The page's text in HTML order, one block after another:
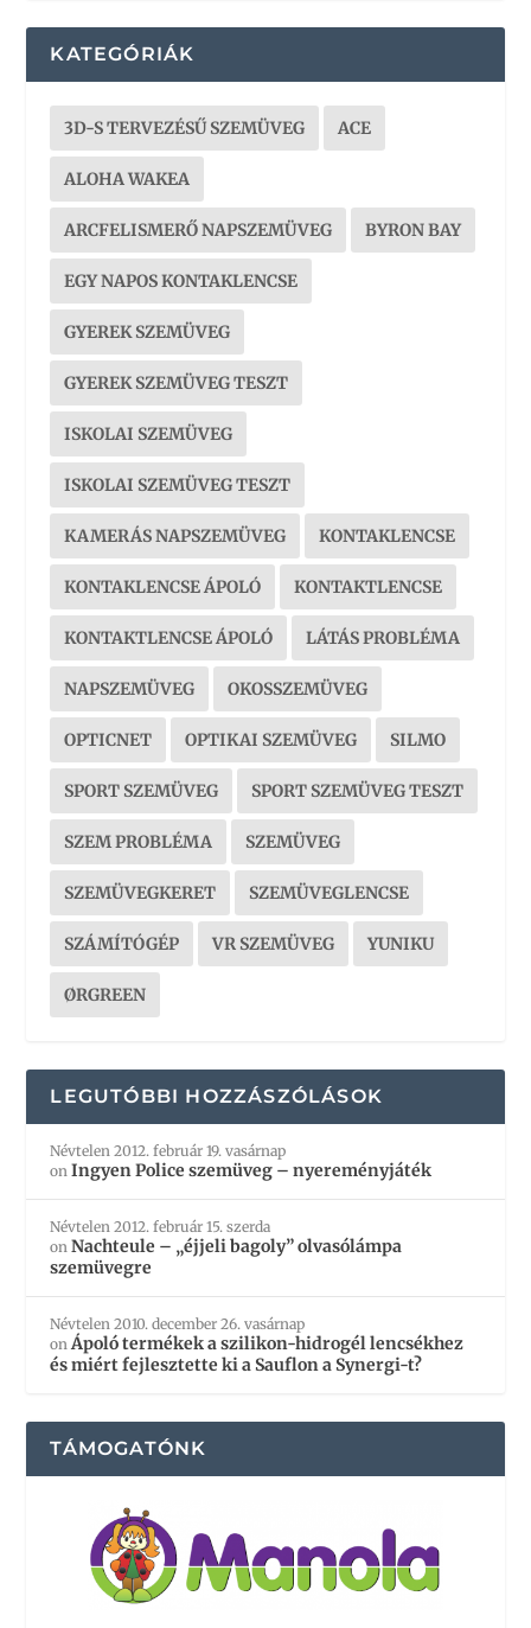
KATEGÓRIÁK
3D-S TERVEZÉSŰ SZEMÜVEG ACE
ALOHA WAKEA
ARCFELISMERŐ NAPSZEMÜVEG BYRON BAY
EGY NAPOS KONTAKLENCSE
GYEREK SZEMÜVEG
GYEREK SZEMÜVEG TESZT
ISKOLAI SZEMÜVEG
ISKOLAI SZEMÜVEG TESZT
KAMERÁS NAPSZEMÜVEG KONTAKLENCSE
KONTAKLENCSE ÁPOLÓ KONTAKTLENCSE
KONTAKTLENCSE ÁPOLÓ LÁTÁS PROBLÉMA
NAPSZEMÜVEG OKOSSZEMÜVEG
OPTICNET OPTIKAI SZEMÜVEG SILMO
SPORT SZEMÜVEG SPORT SZEMÜVEG TESZT
SZEM PROBLÉMA SZEMÜVEG
SZEMÜVEGKERET SZEMÜVEGLENCSE
SZÁMÍTÓGÉP VR SZEMÜVEG YUNIKU
ØRGREEN
LEGUTÓBBI HOZZÁSZÓLÁSOK
Névtelen 2012. február 19. vasárnap
onIngyen Police szemüveg – nyereményjáték
Névtelen 2012. február 15. szerda
onNachteule – „éjjeli bagoly” olvasólámpa
szemüvegre
Névtelen 2010. december 26. vasárnap
onÁpoló termékek a szilikon-hidrogél lencsékhez
és miért fejlesztette ki a Sauflon a Synergi-t?
TÁMOGATÓNK